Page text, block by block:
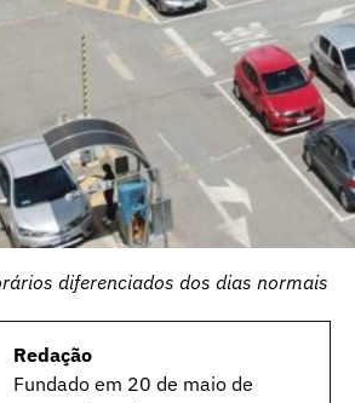
diferenciados dos dias normais
Redação
Fundado em 20 de maio de